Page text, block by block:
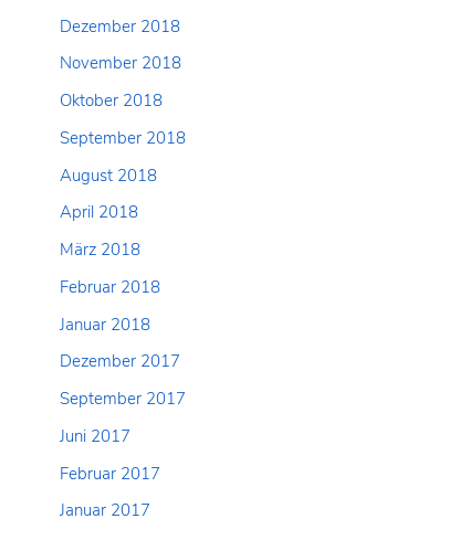
Dezember 2018
November 2018
Oktober 2018
September 2018
August 2018
April 2018
März 2018
Februar 2018
Januar 2018
Dezember 2017
September 2017
Juni 2017
Februar 2017
Januar 2017